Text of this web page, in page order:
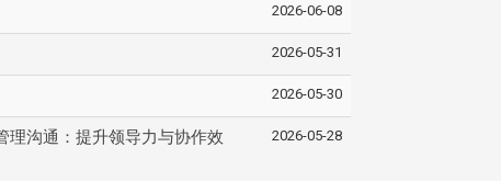
2026-06-08
2026-05-31
2026-05-30
理沟通：提升领导力与协作效
2026-05-28